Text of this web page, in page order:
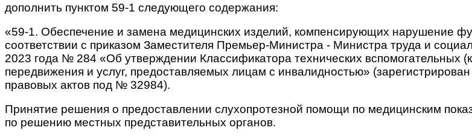
дополнить пунктом 59-1 следующего содержания:
«59-1. Обеспечение и замена медицинских изделий, компенсирующих нарушение
соответствии с приказом Заместителя Премьер-Министра - Министра труда и
2023 года № 284 «Об утверждении Классификатора технических вспомогательных
передвижения и услуг, предоставляемых лицам с инвалидностью»
правовых актов под № 32984).
Принятие решения о предоставлении слухопротезной помощи по медицинским
по решению местных представительных органов.